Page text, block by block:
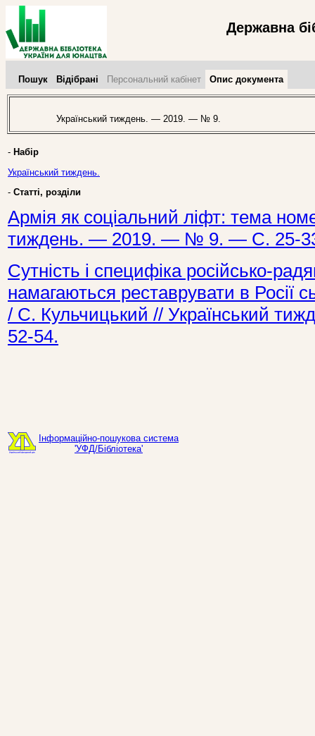
Державна
Пошук Відібрані Персональний кабінет Опис документа
Український тиждень. — 2019. — № 9.
- Набір
Український тиждень.
- Статті, розділи
Армія як соціальний ліфт: тема
тиждень. — 2019. — № 9. — С. 25-
Сутність і специфіка російсько-
намагаються реставрувати в Росії
/ С. Кульчицький // Український
52-54.
Інформаційно-пошукова система
'УФД/Бібліотека'